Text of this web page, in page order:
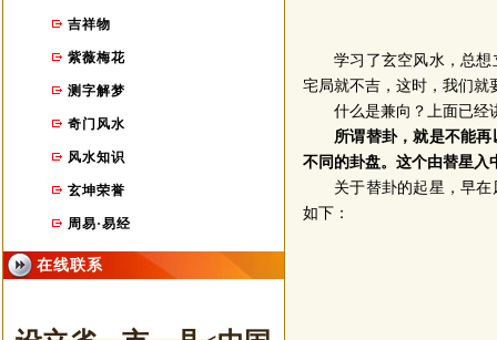
吉祥物
紫薇梅花
测字解梦
奇门风水
风水知识
玄坤荣誉
周易·易经
在线联系
学习了玄空风水，总
宅局就不吉，这时，我们就
什么是兼向？上面已经
所谓替卦，就是不能
不同的卦盘。这个由替星入
关于替卦的起星，早
如下：